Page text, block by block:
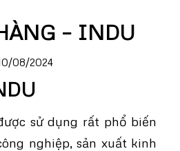
– INDU
08/2024
sử dụng rất phổ biến
nghiệp, sản xuất kinh